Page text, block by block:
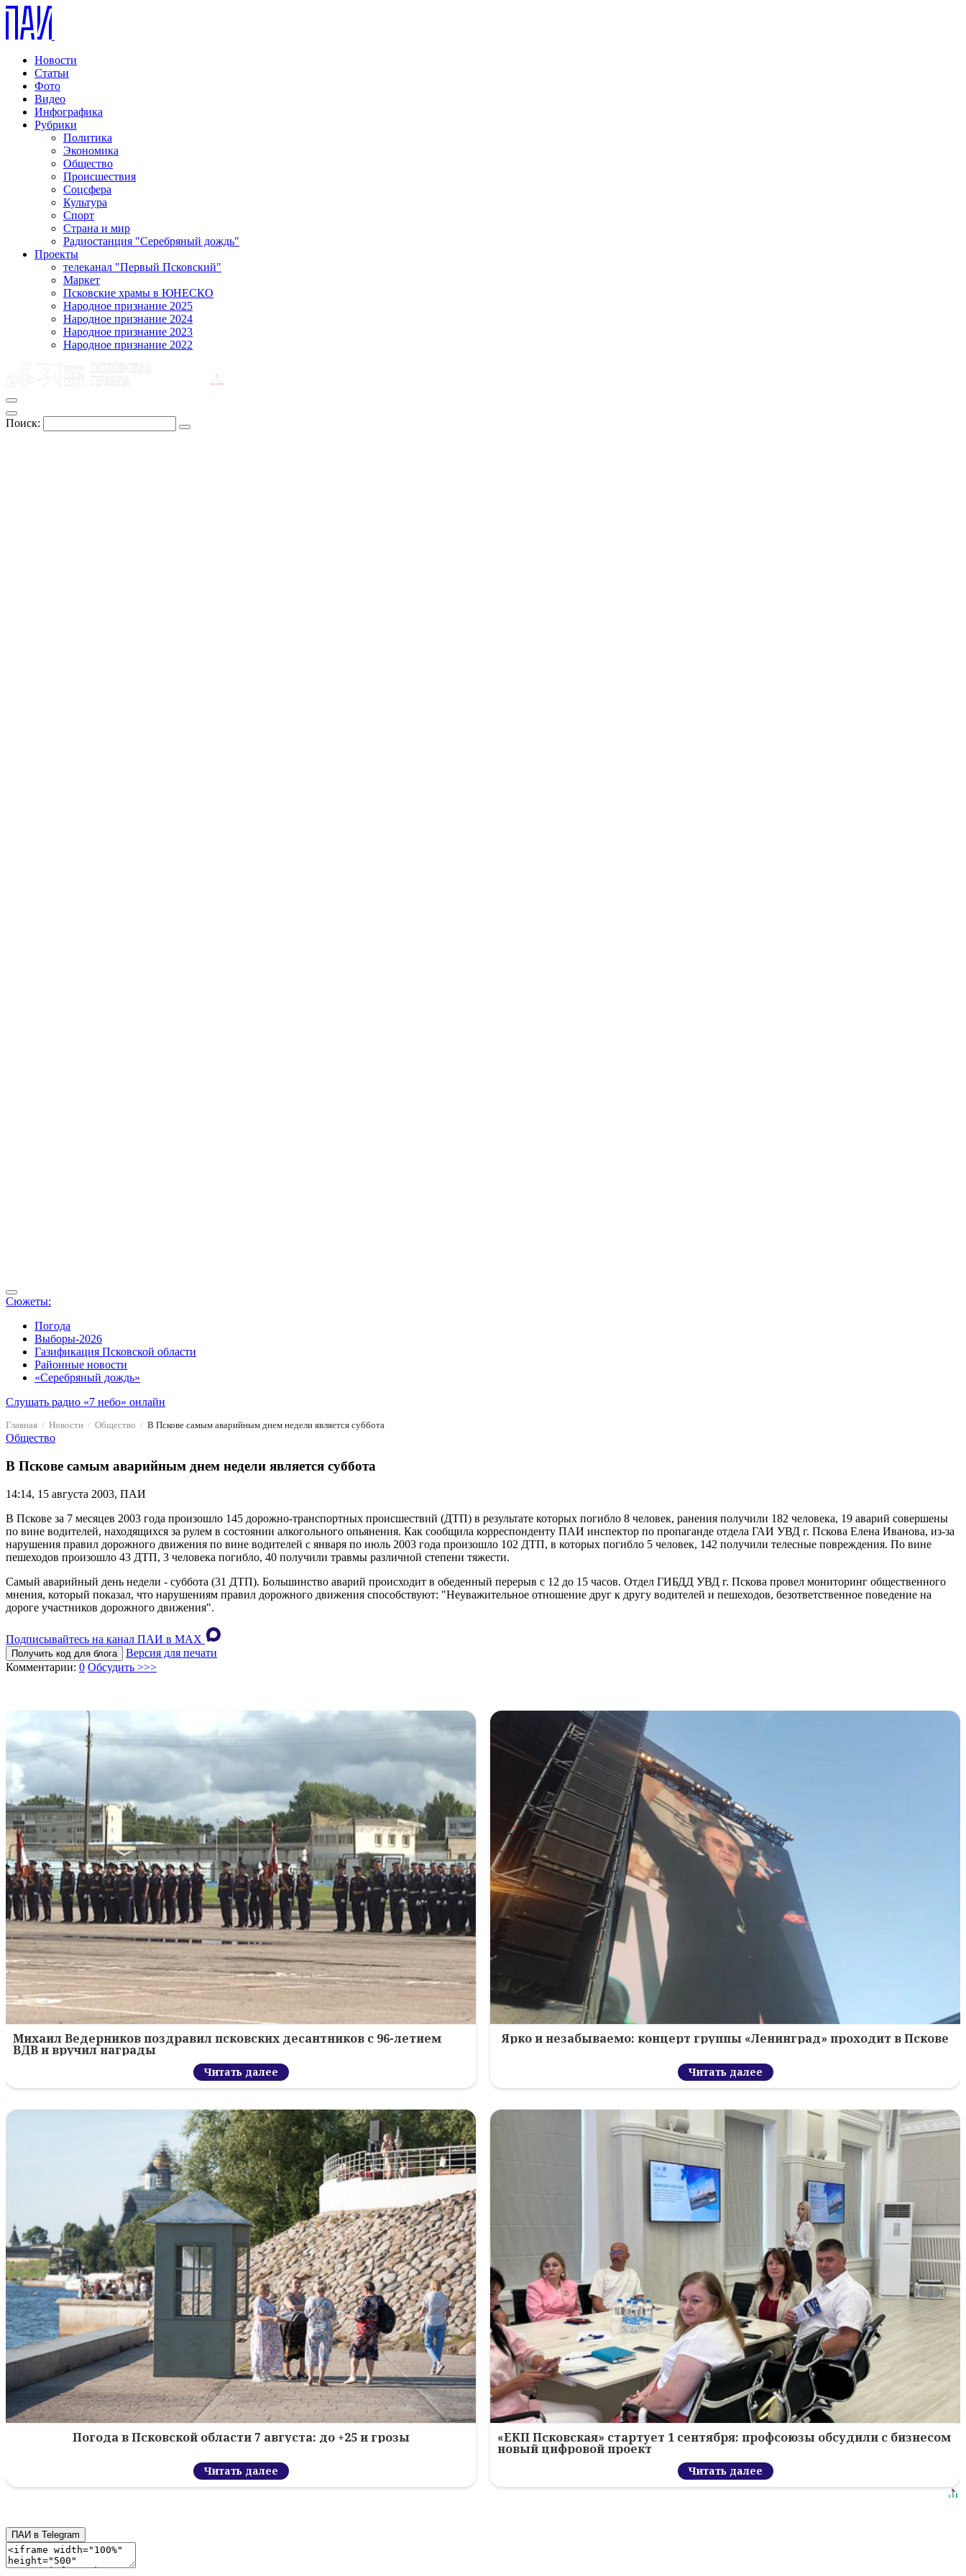
Новости
Статьи
Фото
Видео
Инфографика
Рубрики
Политика
Экономика
Общество
Происшествия
Соцсфера
Культура
Спорт
Страна и мир
Радиостанция "Серебряный дождь"
Проекты
телеканал "Первый Псковский"
Маркет
Псковские храмы в ЮНЕСКО
Народное признание 2025
Народное признание 2024
Народное признание 2023
Народное признание 2022
Поиск:
Сюжеты:
Погода
Выборы-2026
Газификация Псковской области
Районные новости
«Серебряный дождь»
Слушать радио «7 небо» онлайн
Главная Новости Общество В Пскове самым аварийным днем недели является суббота
Общество
В Пскове самым аварийным днем недели является суббота
14:14, 15 августа 2003, ПАИ
В Пскове за 7 месяцев 2003 года произошло 145 дорожно-транспортных происшествий (ДТП) в результате которых погибло 8 человек, ранения получили 182 человека, 19 аварий совершены
по вине водителей, находящихся за рулем в состоянии алкогольного опьянения. Как сообщила корреспонденту ПАИ инспектор по пропаганде отдела ГАИ УВД г. Пскова Елена Иванова, из-за
нарушения правил дорожного движения по вине водителей с января по июль 2003 года произошло 102 ДТП, в которых погибло 5 человек, 142 получили телесные повреждения. По вине
пешеходов произошло 43 ДТП, 3 человека погибло, 40 получили травмы различной степени тяжести.
Самый аварийный день недели - суббота (31 ДТП). Большинство аварий происходит в обеденный перерыв с 12 до 15 часов. Отдел ГИБДД УВД г. Пскова провел мониторинг общественного
мнения, который показал, что нарушениям правил дорожного движения способствуют: "Неуважительное отношение друг к другу водителей и пешеходов, безответственное поведение на
дороге участников дорожного движения".
Подписывайтесь на канал ПАИ в MAХ
Получить код для блога
Версия для печати
Комментарии: 0 Обсудить >>>
Михаил Ведерников поздравил псковских десантников с 96-летием
ВДВ и вручил награды
Читать далее
Ярко и незабываемо: концерт группы «Ленинград» проходит в Пскове
Читать далее
Погода в Псковской области 7 августа: до +25 и грозы
Читать далее
«ЕКП Псковская» стартует 1 сентября: профсоюзы обсудили с бизнесом
новый цифровой проект
Читать далее
ПАИ в Telegram